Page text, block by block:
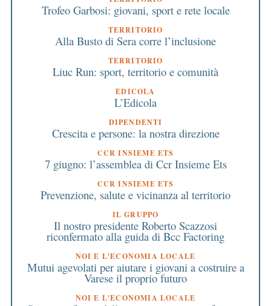
Trofeo Garbosi: giovani, sport e rete locale
TERRITORIO
Alla Busto di Sera corre l’inclusione
TERRITORIO
Liuc Run: sport, territorio e comunità
EDICOLA
L’Edicola
DIPENDENTI
Crescita e persone: la nostra direzione
CCR INSIEME ETS
7 giugno: l’assemblea di Ccr Insieme Ets
CCR INSIEME ETS
Prevenzione, salute e vicinanza al territorio
IL GRUPPO
Il nostro presidente Roberto Scazzosi
riconfermato alla guida di Bcc Factoring
NOI E L'ECONOMIA LOCALE
Mutui agevolati per aiutare i giovani a costruire a
Varese il proprio futuro
NOI E L'ECONOMIA LOCALE